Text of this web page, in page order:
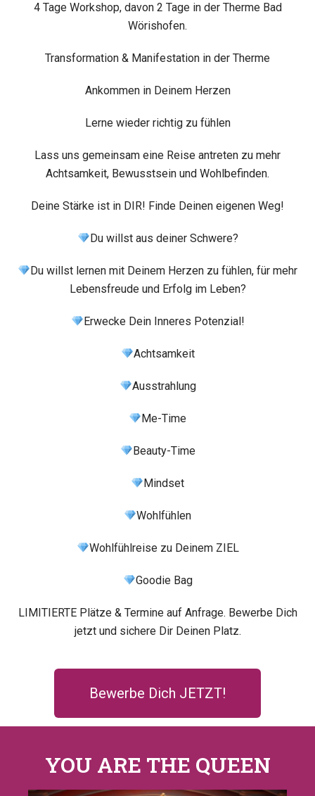
4 Tage Workshop, davon 2 Tage in der Therme Bad
Wörishofen.
Transformation & Manifestation in der Therme
Ankommen in Deinem Herzen
Lerne wieder richtig zu fühlen
Lass uns gemeinsam eine Reise antreten zu mehr
Achtsamkeit, Bewusstsein und Wohlbefinden.
Deine Stärke ist in DIR! Finde Deinen eigenen Weg!
Du willst aus deiner Schwere?
Du willst lernen mit Deinem Herzen zu fühlen, für mehr
Lebensfreude und Erfolg im Leben?
Erwecke Dein Inneres Potenzial!
Achtsamkeit
Ausstrahlung
Me-Time
Beauty-Time
Mindset
Wohlfühlen
Wohlfühlreise zu Deinem ZIEL
Goodie Bag
LIMITIERTE Plätze & Termine auf Anfrage. Bewerbe Dich
jetzt und sichere Dir Deinen Platz.
Bewerbe Dich JETZT!
YOU ARE THE QUEEN